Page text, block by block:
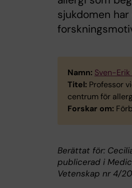
sjukdomen
Namn: Sven-Erik
Titel: Professor
centrum för
Forskar om:
Berättat för:
publicerad i
Vetenskap nr 4/